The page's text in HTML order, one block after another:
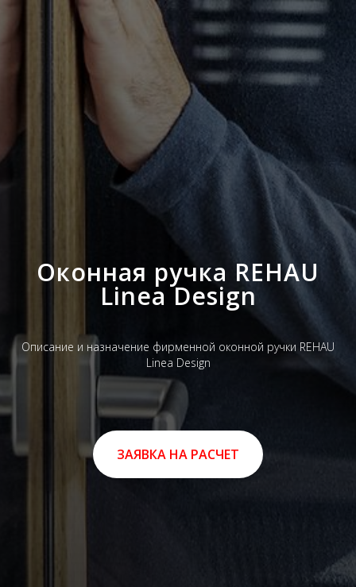
Оконная ручка REHAU
Linea Design
Описание и назначение фирменной оконной ручки REHAU
Linea Design
ЗАЯВКА НА РАСЧЕТ